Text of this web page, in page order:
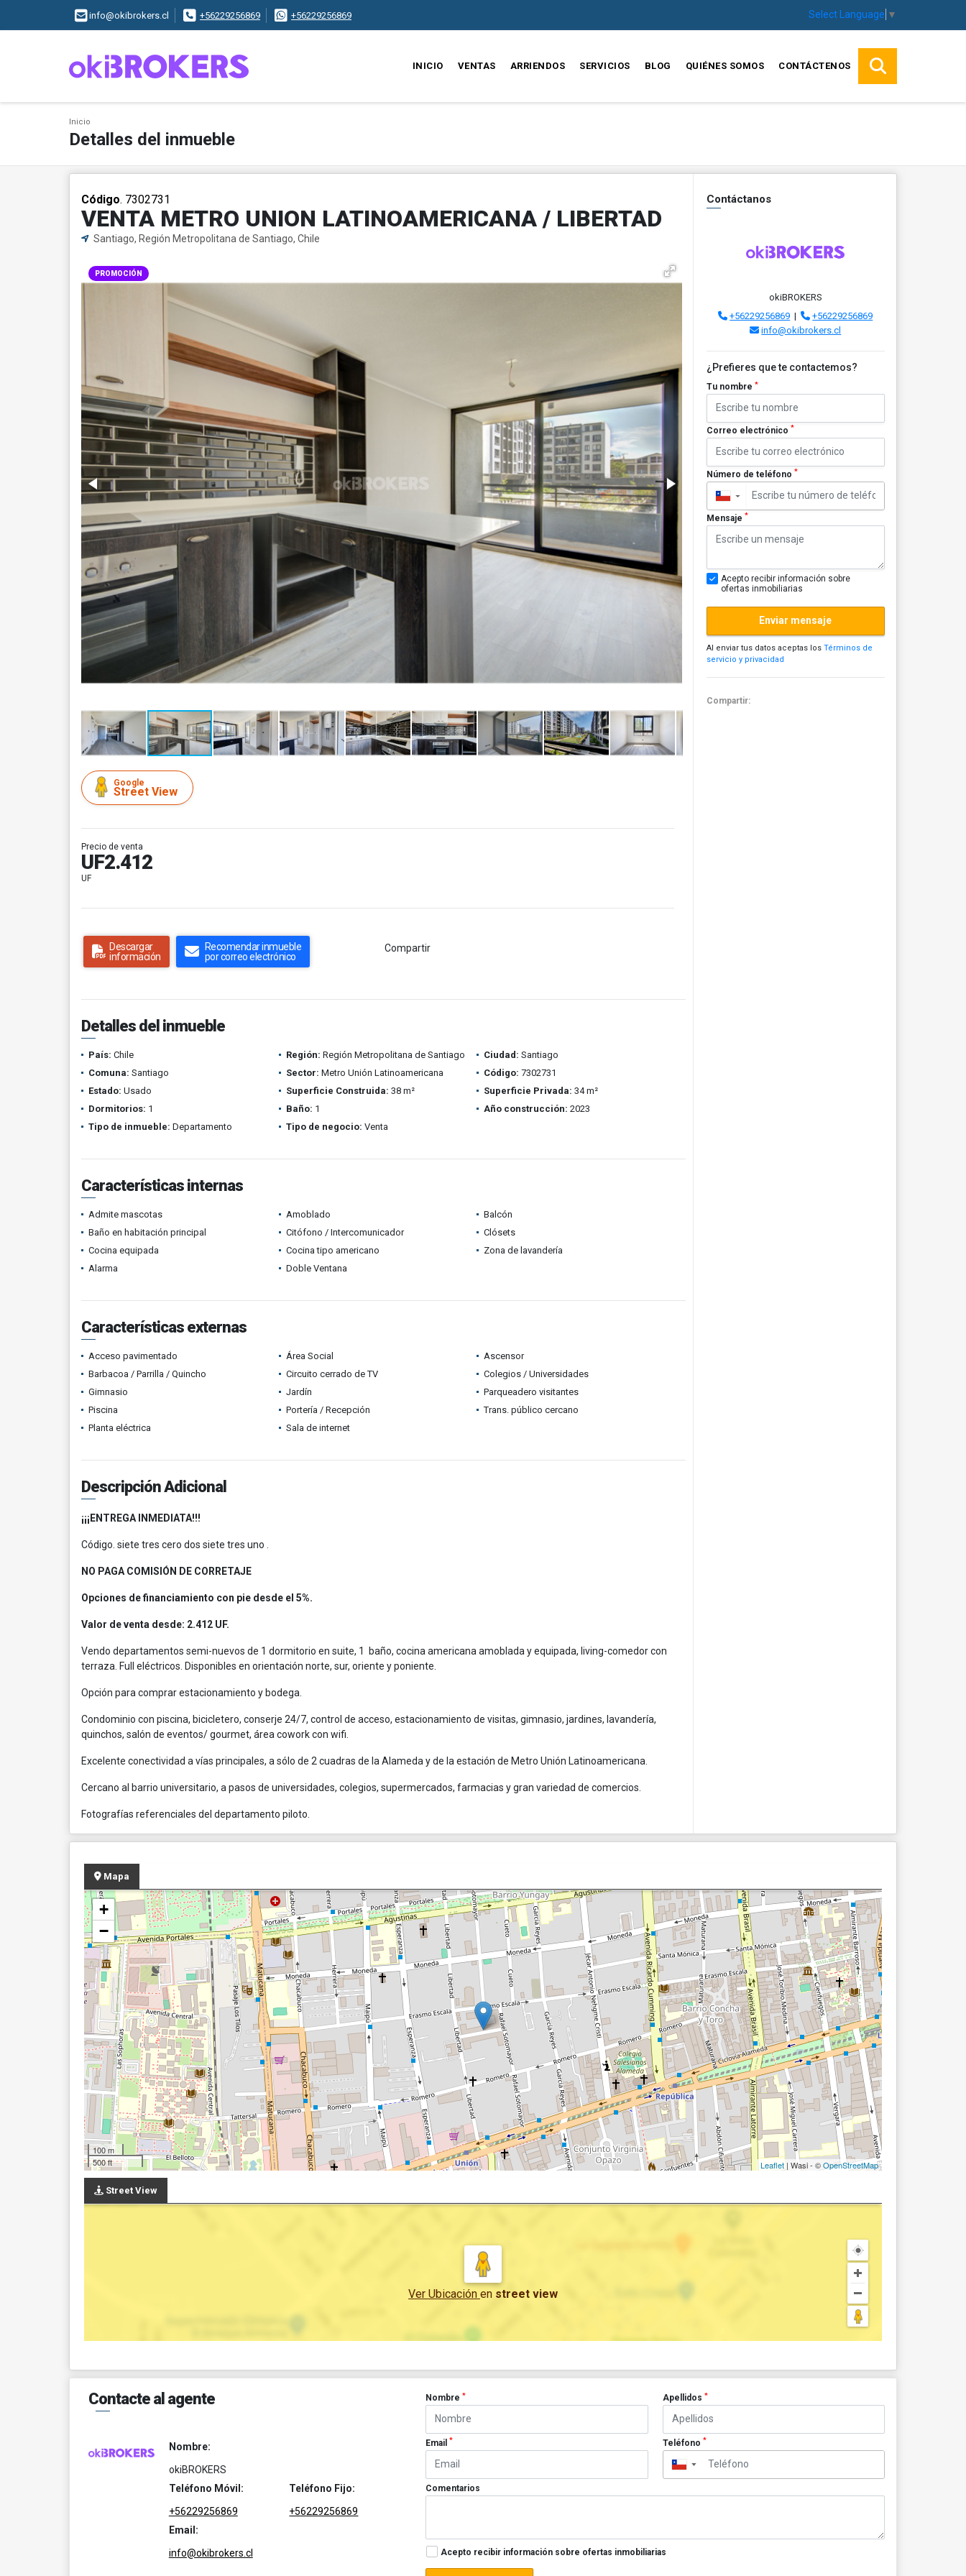
info@okibrokers.cl +56229256869 +56229256869 Select Language ▼
INICIO VENTAS ARRIENDOS SERVICIOS BLOG QUIÉNES SOMOS CONTÁCTENOS
Inicio
Detalles del inmueble
Código. 7302731
VENTA METRO UNION LATINOAMERICANA / LIBERTAD
Santiago, Región Metropolitana de Santiago, Chile
PROMOCIÓN
Google
Street View
Precio de venta
UF2.412
UF
Descargar
información
Recomendar inmueble
por correo electrónico
Compartir
Detalles del inmueble
País: Chile Región: Región Metropolitana de Santiago Ciudad: Santiago
Comuna: Santiago Sector: Metro Unión Latinoamericana Código: 7302731
Estado: Usado Superficie Construida: 38 m² Superficie Privada: 34 m²
Dormitorios: 1 Baño: 1 Año construcción: 2023
Tipo de inmueble: Departamento Tipo de negocio: Venta
Características internas
Admite mascotas Amoblado
Balcón
Baño en habitación principal
Citófono / Intercomunicador
Clósets
Cocina equipada
Cocina tipo americano
Zona de lavandería
Alarma
Doble Ventana
Características externas
Acceso pavimentado Área Social
Ascensor
Barbacoa / Parrilla / Quincho
Circuito cerrado de TV
Colegios / Universidades
Gimnasio
Jardín
Parqueadero visitantes
Piscina
Portería / Recepción
Trans. público cercano
Planta eléctrica
Sala de internet
Descripción Adicional
¡¡¡ENTREGA INMEDIATA!!!
Código. siete tres cero dos siete tres uno .
NO PAGA COMISIÓN DE CORRETAJE
Opciones de financiamiento con pie desde el 5%.
Valor de venta desde: 2.412 UF.
Vendo departamentos semi-nuevos de 1 dormitorio en suite, 1 baño, cocina americana amoblada y equipada, living-comedor con
terraza. Full eléctricos. Disponibles en orientación norte, sur, oriente y poniente.
Opción para comprar estacionamiento y bodega.
Condominio con piscina, bicicletero, conserje 24/7, control de acceso, estacionamiento de visitas, gimnasio, jardines, lavandería,
quinchos, salón de eventos/ gourmet, área cowork con wifi.
Excelente conectividad a vías principales, a sólo de 2 cuadras de la Alameda y de la estación de Metro Unión Latinoamericana.
Cercano al barrio universitario, a pasos de universidades, colegios, supermercados, farmacias y gran variedad de comercios.
Fotografías referenciales del departamento piloto.
Contáctanos
okiBROKERS
+56229256869 |
+56229256869
info@okibrokers.cl
¿Prefieres que te contactemos?
Tu nombre *
Correo electrónico *
Número de teléfono *
▼
Mensaje *
Acepto recibir información sobre
ofertas inmobiliarias
Enviar mensaje
Al enviar tus datos aceptas los Términos de
servicio y privacidad
Compartir:
Mapa
+
−
100 m
500 ft
Leaflet | Wasi - ©OpenStreetMap
Street View
Ver Ubicación en street view
Contacte al agente
Nombre:
okiBROKERS
Teléfono Móvil:
+56229256869
Teléfono Fijo:
+56229256869
Email:
info@okibrokers.cl
Nombre* Apellidos *
Email* Teléfono *
▼
Comentarios
Acepto recibir información sobre ofertas inmobiliarias